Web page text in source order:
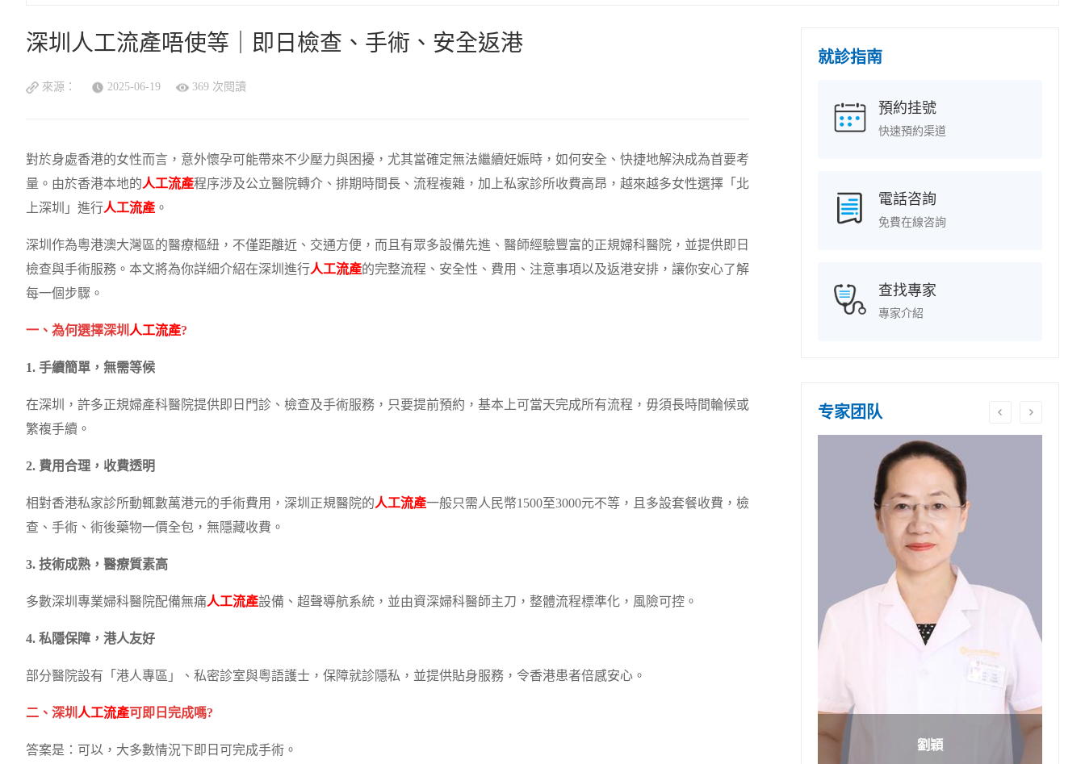
深圳人工流產唔使等｜即日檢查、手術、安全返港
來源： 2025-06-19 369 次閱讀
對於身處香港的女性而言，意外懷孕可能帶來不少壓力與困擾，尤其當確定無法繼續妊娠時，如何安全、快捷地解決成為首要考
量。由於香港本地的人工流產程序涉及公立醫院轉介、排期時間長、流程複雜，加上私家診所收費高昂，越來越多女性選擇「北
上深圳」進行人工流產 。
深圳作為粵港澳大灣區的醫療樞紐，不僅距離近、交通方便，而且有眾多設備先進、醫師經驗豐富的正規婦科醫院，並提供即日
檢查與手術服務。本文將為你詳細介紹在深圳進行人工流產的完整流程、安全性、費用、注意事項以及返港安排，讓你安心了解
每一個步驟。
一、為何選擇深圳 人工流產?
1. 手續簡單，無需等候
在深圳，許多正規婦產科醫院提供即日門診、檢查及手術服務，只要提前預約，基本上可當天完成所有流程，毋須長時間輪候或
繁複手續。
2. 費用合理，收費透明
相對香港私家診所動輒數萬港元的手術費用，深圳正規醫院的人工流產一般只需人民幣1500至3000元不等，且多設套餐收費，檢
查、手術、術後藥物一價全包，無隱藏收費。
3. 技術成熟，醫療質素高
多數深圳專業婦科醫院配備無痛人工流產設備、超聲導航系統，並由資深婦科醫師主刀，整體流程標準化，風險可控。
4. 私隱保障，港人友好
部分醫院設有「港人專區」、私密診室與粵語護士，保障就診隱私，並提供貼身服務，令香港患者倍感安心。
二、深圳 人工流產可即日完成嗎?
答案是：可以，大多數情況下即日可完成手術。
就診指南
預約挂號
快速預約渠道
電話咨詢
免費在線咨詢
查找專家
專家介紹
专家团队
劉穎